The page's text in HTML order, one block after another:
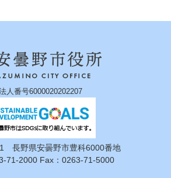
人番号6000020202207
長野県安曇野市豊科6000番地
71-2000 Fax：0263-71-5000